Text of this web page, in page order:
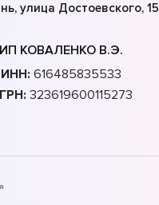
улица Достоевского, 15
ИП КОВАЛЕНКО В.Э.
ИНН: 616485835533
323619600115273